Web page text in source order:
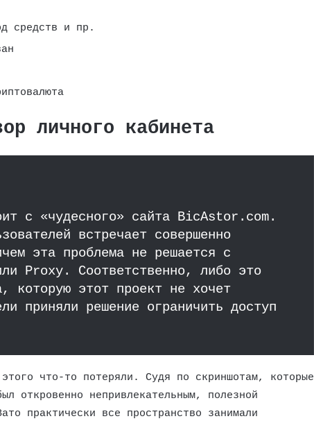
средств и пр.
личного кабинета
с «чудесного» сайта BicAstor.com.
встречает совершенно
эта проблема не решается с
Proxy. Соответственно, либо это
которую этот проект не хочет
приняли решение ограничить доступ
что-то потеряли. Судя по скриншотам, которые
откровенно непривлекательным, полезной
практически все пространство занимали